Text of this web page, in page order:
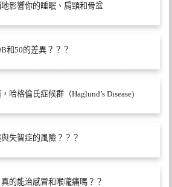
影響你的睡眠、肩頸和骨盆
和50的差異？？？
哈格倫氏症候群（Haglund’s Disease)
失智症的風險？？？
的能治感冒和喉嚨痛嗎？？